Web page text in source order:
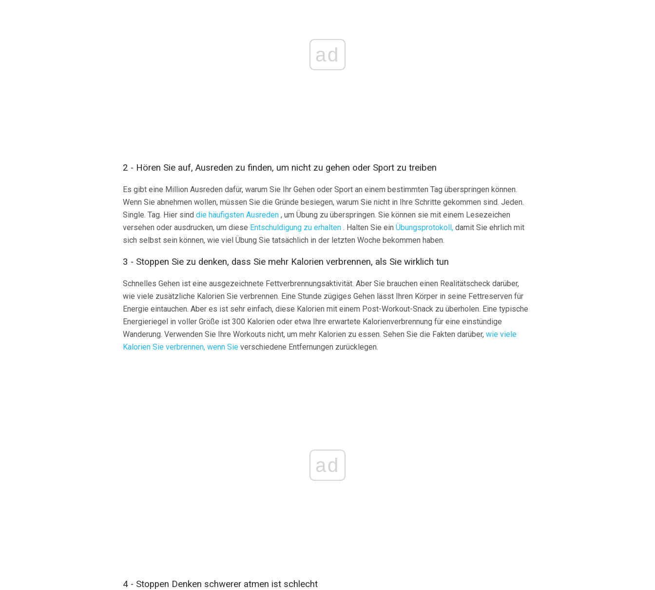
ad
2 - Hören Sie auf, Ausreden zu finden, um nicht zu gehen oder Sport zu treiben
Es gibt eine Million Ausreden dafür, warum Sie Ihr Gehen oder Sport an einem bestimmten Tag überspringen können.
Wenn Sie abnehmen wollen, müssen Sie die Gründe besiegen, warum Sie nicht in Ihre Schritte gekommen sind. Jeden.
Single. Tag. Hier sind die häufigsten Ausreden , um Übung zu überspringen. Sie können sie mit einem Lesezeichen
versehen oder ausdrucken, um diese Entschuldigung zu erhalten . Halten Sie ein Übungsprotokoll, damit Sie ehrlich mit
sich selbst sein können, wie viel Übung Sie tatsächlich in der letzten Woche bekommen haben.
3 - Stoppen Sie zu denken, dass Sie mehr Kalorien verbrennen, als Sie wirklich tun
Schnelles Gehen ist eine ausgezeichnete Fettverbrennungsaktivität. Aber Sie brauchen einen Realitätscheck darüber,
wie viele zusätzliche Kalorien Sie verbrennen. Eine Stunde zügiges Gehen lässt Ihren Körper in seine Fettreserven für
Energie eintauchen. Aber es ist sehr einfach, diese Kalorien mit einem Post-Workout-Snack zu überholen. Eine typische
Energieriegel in voller Größe ist 300 Kalorien oder etwa Ihre erwartete Kalorienverbrennung für eine einstündige
Wanderung. Verwenden Sie Ihre Workouts nicht, um mehr Kalorien zu essen. Sehen Sie die Fakten darüber, wie viele
Kalorien Sie verbrennen, wenn Sie verschiedene Entfernungen zurücklegen.
ad
4 - Stoppen Denken schwerer atmen ist schlecht